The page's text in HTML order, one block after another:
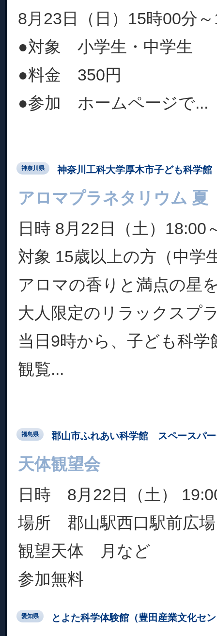
8月23日（日）15時00分
●対象 小学生・中学生
●料金 350円
●参加 ホームページで...
神奈川県 神奈川工科大学厚木市子ども科学館
アロマプラネタリウム 夏
日時 8月22日（土）18:00
対象 15歳以上の方（中学
アロマの香りと満点の星
大人限定のリラックスプ
当日9時から、子ども科
観覧...
福島県 郡山市ふれあい科学館 スペースパ
天体観望会
日時 8月22日（土）
場所 郡山駅西口駅前広場
観望天体 月など
参加無料
愛知県 とよた科学体験館（豊田産業文化セ